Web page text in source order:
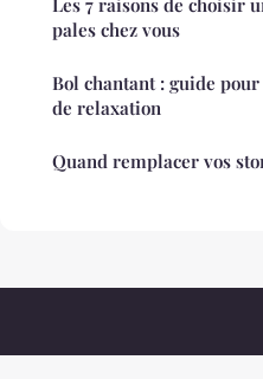
Les 7 raisons de choisir
pales chez vous
Bol chantant : guide
de relaxation
Quand remplacer vos
Decorationethnique